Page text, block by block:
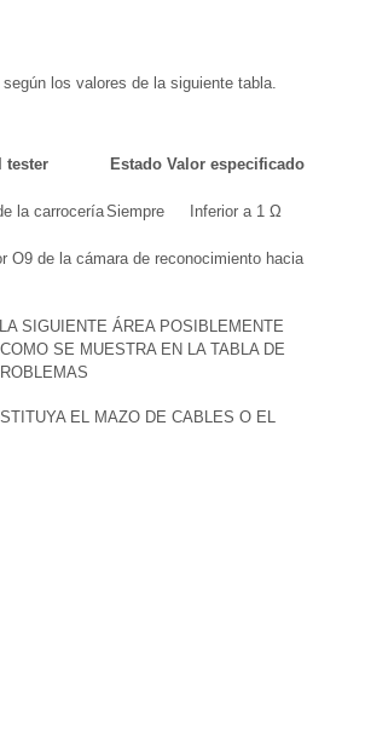
los valores de la siguiente tabla.
tester Estado Valor especificado
la carroceríaSiempre Inferior a 1 Ω
O9 de la cámara de reconocimiento hacia
SIGUIENTE ÁREA POSIBLEMENTE
SE MUESTRA EN LA TABLA DE
EL MAZO DE CABLES O EL